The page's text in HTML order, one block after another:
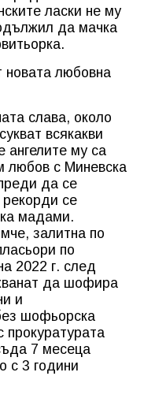
ласки не му
да мачка
новата любовна
слава, около
всякакви
ангелите му са
любов с Миневска
да се
се
мадами.
залитна по
по
2022 г. след
да шофира
и
шофьорска
прокуратурата
7 месеца
с 3 години